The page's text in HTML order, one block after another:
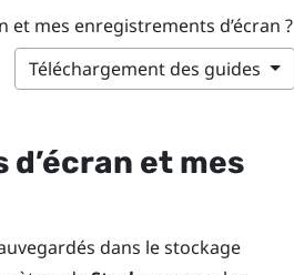
et mes enregistrements d’écran ?
Téléchargement des guides
et mes
dans le stockage